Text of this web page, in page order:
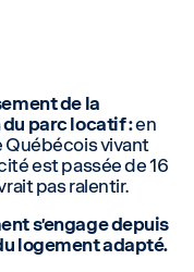
de la
parc locatif :en
Québécois vivant
est passée de 16
pas ralentir.
s’engage depuis
logement adapté.